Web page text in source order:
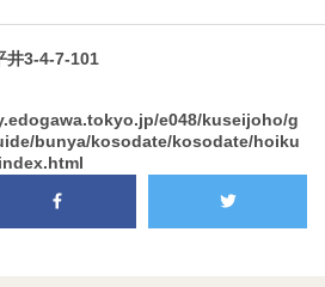
井3-4-7-101
e048/kuseijoho/g
bunya/kosodate/kosodate/hoiku